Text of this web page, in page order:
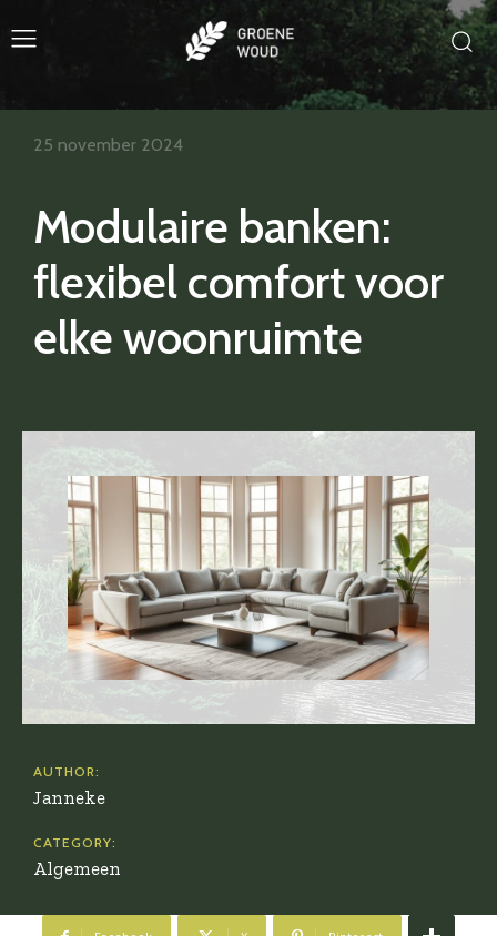
Modulaire banken:
flexibel comfort voor
elke woonruimte
25 november 2024
AUTHOR:
Janneke
CATEGORY:
Algemeen